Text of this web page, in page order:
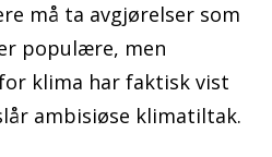
må ta avgjørelser som
populære, men
klima har faktisk vist
ambisiøse klimatiltak.